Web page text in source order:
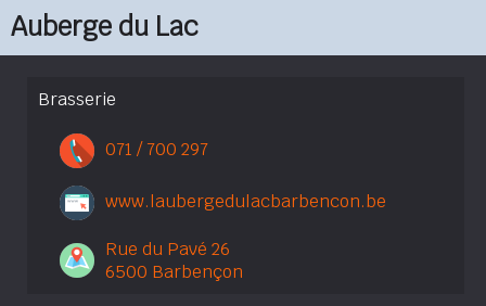
Auberge du Lac
Brasserie
071 / 700 297
www.laubergedulacbarbencon.be
Rue du Pavé 26
6500 Barbençon